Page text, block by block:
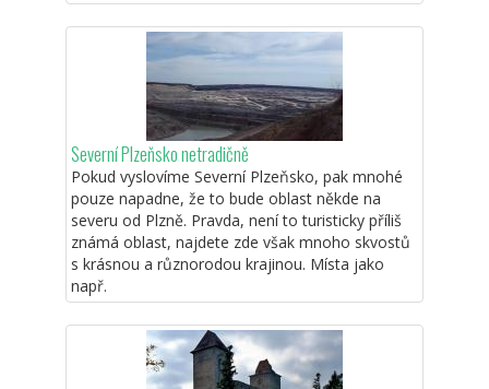
Severní Plzeňsko netradičně
Pokud vyslovíme Severní Plzeňsko, pak mnohé
pouze napadne, že to bude oblast někde na
severu od Plzně. Pravda, není to turisticky příliš
známá oblast, najdete zde však mnoho skvostů
s krásnou a různorodou krajinou. Místa jako
např.